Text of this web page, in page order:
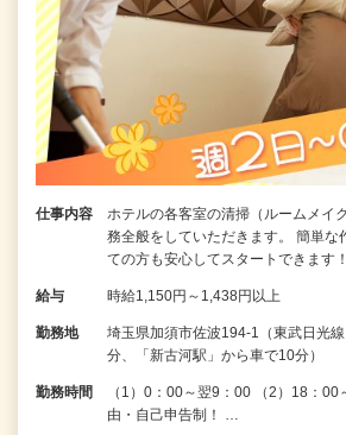
仕事内容
ホテルの各客室の清掃（ルームメイ
務全般をしていただきます。 簡単な
ての方も安心してスタートできます
給与 時給1,150円～1,438円以上
勤務地
埼玉県加須市佐波194-1（東武日光
分、「新古河駅」から車で10分）
勤務時間
（1）0：00～翌9：00 （2）18：00
由・自己申告制！ …